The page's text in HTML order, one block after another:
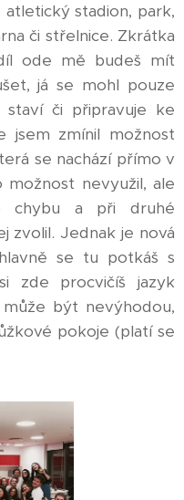
stadion, park,
či střelnice. Zkrátka
ode mě budeš mít
já se mohl pouze
či připravuje ke
jsem zmínil možnost
se nachází přímo v
možnost nevyužil, ale
chybu a při druhé
zvolil. Jednak je nová
se tu potkáš s
zde procvičíš jazyk
být nevýhodou,
pokoje (platí se